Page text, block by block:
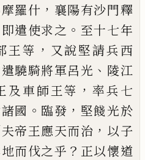
羅什 ， 襄陽有沙門釋
即遣使求之 。 至十七年
王等 ， 又說堅請兵西
驍騎將軍呂光 、 陵江
及車師王等 ， 率兵七
國 。 臨發 ， 堅餞光於
夫帝王應天而治 ， 以子
而伐之乎 ？ 正以懷道